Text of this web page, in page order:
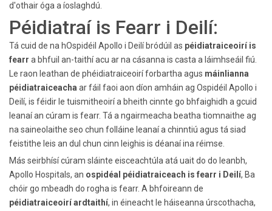
d'othair óga a íoslaghdú.
Péidiatraí is Fearr i Deilí:
Tá cuid de na hOspidéil Apollo i Deilí bródúil as péidiatraiceoirí is
fearr a bhfuil an-taithí acu ar na cásanna is casta a láimhseáil fiú.
Le raon leathan de phéidiatraiceoirí forbartha agus máinlianna
péidiatraiceacha ar fáil faoi aon díon amháin ag Ospidéil Apollo i
Deilí, is féidir le tuismitheoirí a bheith cinnte go bhfaighidh a gcuid
leanaí an cúram is fearr. Tá a ngairmeacha beatha tiomnaithe ag
na saineolaithe seo chun folláine leanaí a chinntiú agus tá siad
feistithe leis an dul chun cinn leighis is déanaí ina réimse.
Más seirbhísí cúram sláinte eisceachtúla atá uait do do leanbh,
Apollo Hospitals, an ospidéal péidiatraiceach is fearr i Deilí, Ba
chóir go mbeadh do rogha is fearr. A bhfoireann de
péidiatraiceoirí ardtaithí, in éineacht le háiseanna úrscothacha,